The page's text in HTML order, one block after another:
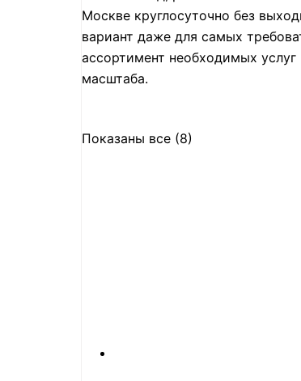
Москве круглосуточно без
вариант даже для самых
ассортимент необходимых
масштаба.
Показаны все (8)